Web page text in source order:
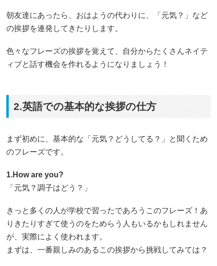
朝友達にあったら、おはようの代わりに、「元気？」など
の挨拶を連発してきたりします。
色々なフレーズの挨拶を覚えて、自分からたくさんネイテ
ィブと話す機会を作れるようになりましょう！
2.英語での基本的な挨拶の仕方
まず初めに、基本的な「元気？どうしてる？」と聞くため
のフレーズです。
1.How are you?
「元気？調子はどう？」
きっと多くの人が学校で習ったであろうこのフレーズ！あ
りきたりすぎて使うのをためらう人もいるかもしれません
が、実際によく使われます。
まずは、一番親しみのあるこの挨拶から挑戦してみては？